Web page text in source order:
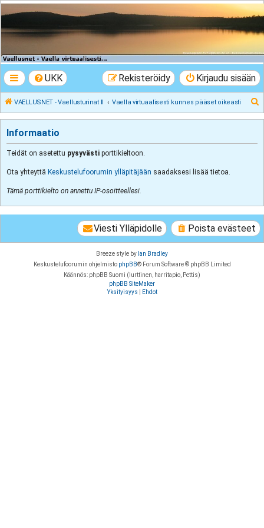
VAELLUSNET -
Vaellusturinat II
UKK Kirjaudu sisään
Rekisteröidy
VAELLUSNET - Vaellusturinat II Vaella virtuaalisesti kunnes pääset oikeasti
Informaatio
Teidät on asetettu pysyvästi porttikieltoon.
Ota yhteyttä Keskustelufoorumin ylläpitäjään saadaksesi lisää tietoa.
Tämä porttikielto on annettu IP-osoitteellesi.
Poista evästeet
Viesti Ylläpidolle
Breeze style by Ian Bradley
Keskustelufoorumin ohjelmisto phpBB® Forum Software © phpBB Limited
Käännös: phpBB Suomi (lurttinen, harritapio, Pettis)
phpBB SiteMaker
Yksityisyys
Ehdot